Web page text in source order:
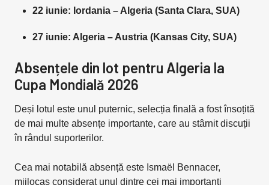
22 iunie: Iordania – Algeria (Santa Clara, SUA)
27 iunie: Algeria – Austria (Kansas City, SUA)
Absențele din lot pentru Algeria la
Cupa Mondială 2026
Deși lotul este unul puternic, selecția finală a fost însoțită
de mai multe absențe importante, care au stârnit discuții
în rândul suporterilor.
Cea mai notabilă absență este Ismaël Bennacer,
mijlocaș considerat unul dintre cei mai importanți